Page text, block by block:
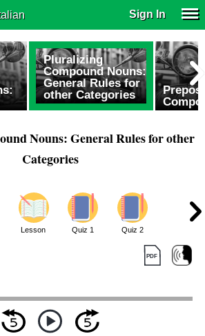
Sign In
Pluralizing
Compound Nouns:
General Rules for
other Categories
Nouns: General Rules for other
Categories
Lesson Quiz 1 Quiz 2